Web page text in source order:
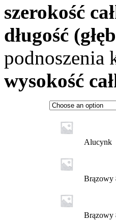
szerokość
długość
podnoszenia
wysokość
Alucynk
Brązowy
Brązowy